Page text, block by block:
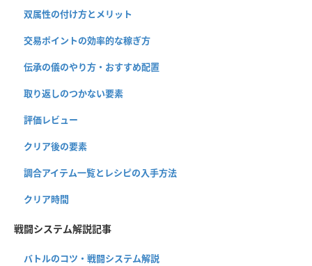
双属性の付け方とメリット
交易ポイントの効率的な稼ぎ方
伝承の儀のやり方・おすすめ配置
取り返しのつかない要素
評価レビュー
クリア後の要素
調合アイテム一覧とレシピの入手方法
クリア時間
戦闘システム解説記事
バトルのコツ・戦闘システム解説